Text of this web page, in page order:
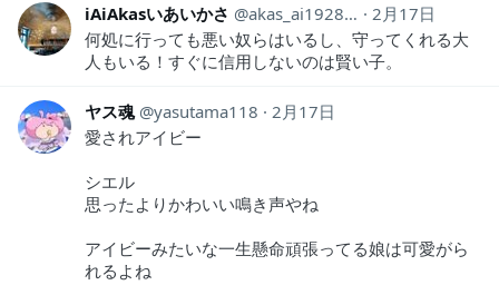
iAiAkasいあいかさ akas_ai19281118
2月17日
何処に行っても悪い奴らはいるし、守ってくれる大
人もいる！すぐに信用しないのは賢い子。
ヤス魂 yasutama118
2月17日
愛されアイビー
シエル
思ったよりかわいい鳴き声やね
アイビーみたいな一生懸命頑張ってる娘は可愛がら
れるよね